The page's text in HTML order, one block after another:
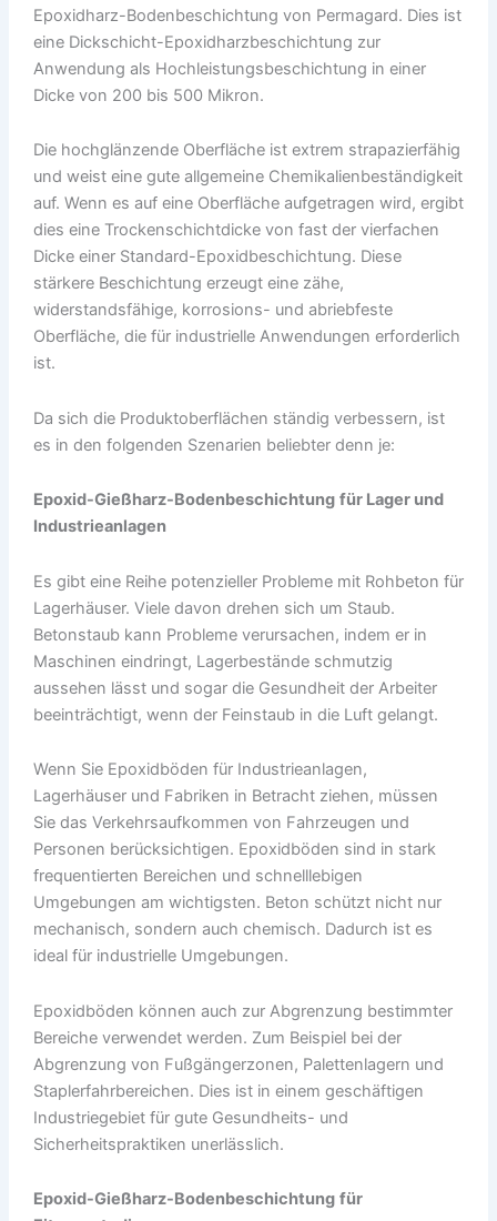
Epoxidharz-Bodenbeschichtung von Permagard. Dies ist
eine Dickschicht-Epoxidharzbeschichtung zur
Anwendung als Hochleistungsbeschichtung in einer
Dicke von 200 bis 500 Mikron.
Die hochglänzende Oberfläche ist extrem strapazierfähig
und weist eine gute allgemeine Chemikalienbeständigkeit
auf. Wenn es auf eine Oberfläche aufgetragen wird, ergibt
dies eine Trockenschichtdicke von fast der vierfachen
Dicke einer Standard-Epoxidbeschichtung. Diese
stärkere Beschichtung erzeugt eine zähe,
widerstandsfähige, korrosions- und abriebfeste
Oberfläche, die für industrielle Anwendungen erforderlich
ist.
Da sich die Produktoberflächen ständig verbessern, ist
es in den folgenden Szenarien beliebter denn je:
Epoxid-Gießharz-Bodenbeschichtung für Lager und
Industrieanlagen
Es gibt eine Reihe potenzieller Probleme mit Rohbeton für
Lagerhäuser. Viele davon drehen sich um Staub.
Betonstaub kann Probleme verursachen, indem er in
Maschinen eindringt, Lagerbestände schmutzig
aussehen lässt und sogar die Gesundheit der Arbeiter
beeinträchtigt, wenn der Feinstaub in die Luft gelangt.
Wenn Sie Epoxidböden für Industrieanlagen,
Lagerhäuser und Fabriken in Betracht ziehen, müssen
Sie das Verkehrsaufkommen von Fahrzeugen und
Personen berücksichtigen. Epoxidböden sind in stark
frequentierten Bereichen und schnelllebigen
Umgebungen am wichtigsten. Beton schützt nicht nur
mechanisch, sondern auch chemisch. Dadurch ist es
ideal für industrielle Umgebungen.
Epoxidböden können auch zur Abgrenzung bestimmter
Bereiche verwendet werden. Zum Beispiel bei der
Abgrenzung von Fußgängerzonen, Palettenlagern und
Staplerfahrbereichen. Dies ist in einem geschäftigen
Industriegebiet für gute Gesundheits- und
Sicherheitspraktiken unerlässlich.
Epoxid-Gießharz-Bodenbeschichtung für